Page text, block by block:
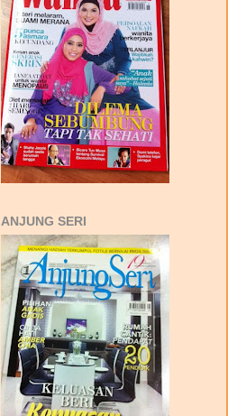
ANJUNG SERI